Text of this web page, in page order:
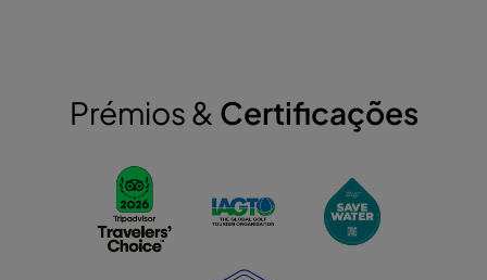
Prémios & Certificações